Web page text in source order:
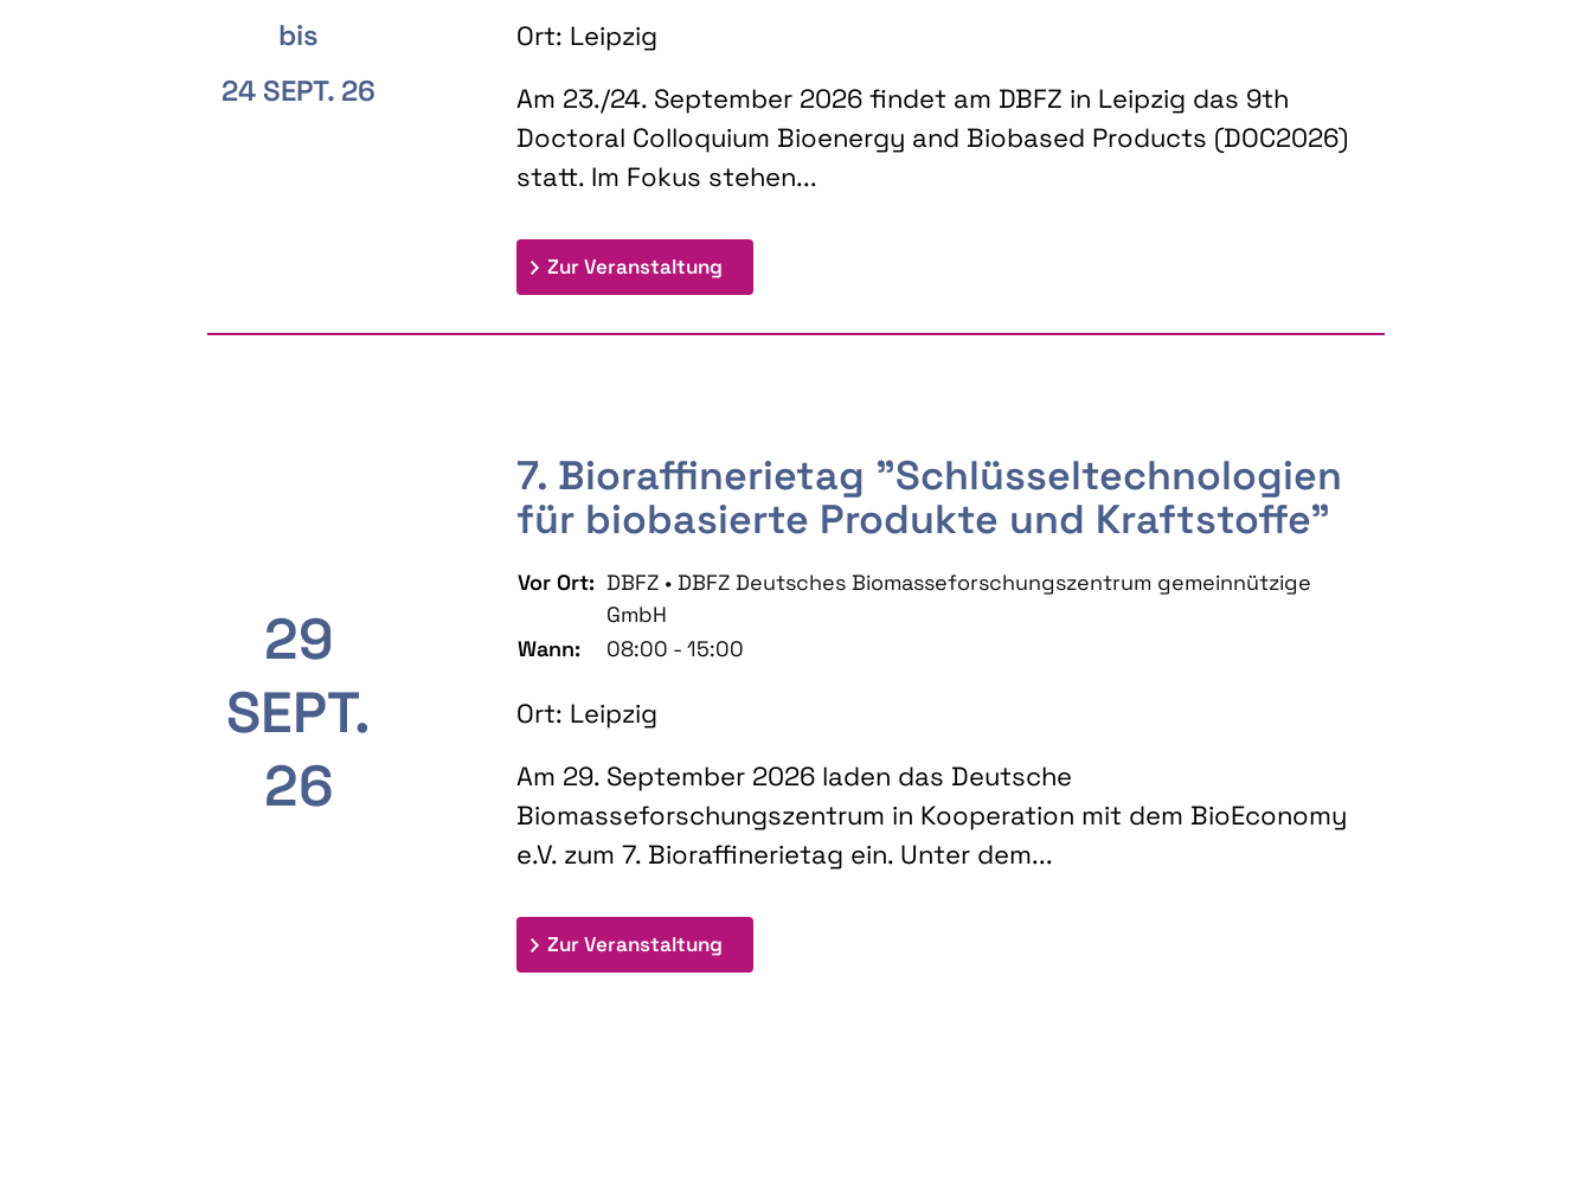
bis
24 SEPT. 26
Ort: Leipzig
Am 23./24. September 2026 findet am DBFZ in Leipzig das 9th
Doctoral Colloquium Bioenergy and Biobased Products (DOC2026)
statt. Im Fokus stehen...
Zur Veranstaltung: 9th Doctoral Colloquium BIOENERGY AND BIOBASED PRODUCTS
29
SEPT.
26
7. Bioraffinerietag "Schlüsseltechnologien
für biobasierte Produkte und Kraftstoffe"
Vor Ort: DBFZ • DBFZ Deutsches Biomasseforschungszentrum gemeinnützige
GmbH
Wann:
08:00 - 15:00
Ort: Leipzig
Am 29. September 2026 laden das Deutsche
Biomasseforschungszentrum in Kooperation mit dem BioEconomy
e.V. zum 7. Bioraffinerietag ein. Unter dem...
Zur Veranstaltung: 7. Bioraffinerietag "Schlüsseltechnologien für biobasierte Produkte und Kraftstoffe"